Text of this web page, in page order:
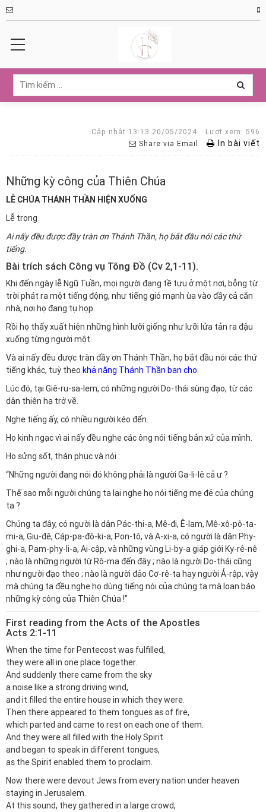
Cập nhật 13:13 20/05/2024
Lượt xem: 596
Share via Email
In bài viết
Những kỳ công của Thiên Chúa
LỄ CHÚA THÁNH THẦN HIỆN XUỐNG
Lễ trọng
Ai nấy đều được đầy tràn ơn Thánh Thần, họ bắt đầu nói các thứ
tiếng.
Bài trích sách Công vụ Tông Đồ (Cv 2,1-11).
Khi đến ngày lễ Ngũ Tuần, mọi người đang tề tựu ở một nơi, bỗng từ
trời phát ra một tiếng động, như tiếng gió mạnh ùa vào đầy cả căn
nhà, nơi họ đang tụ họp.
Rồi họ thấy xuất hiện những hình lưỡi giống như lưỡi lửa tản ra đậu
xuống từng người một.
Và ai nấy đều được tràn đầy ơn Thánh Thần, họ bắt đầu nói các thứ
tiếng khác, tuỳ theo khả năng Thánh Thần ban cho.
Lúc đó, tại Giê-ru-sa-lem, có những người Do-thái sùng đạo, từ các
dân thiên hạ trở về.
Nghe tiếng ấy, có nhiều người kéo đến.
Họ kinh ngạc vì ai nấy đều nghe các ông nói tiếng bản xứ của mình.
Họ sửng sốt, thán phục và nói :
“Những người đang nói đó không phải là người Ga-li-lê cả ư ?
Thế sao mỗi người chúng ta lại nghe họ nói tiếng mẹ đẻ của chúng
ta ?
Chúng ta đây, có người là dân Pác-thi-a, Mê-đi, Ê-lam, Mê-xô-pô-ta-
mi-a, Giu-đê, Cáp-pa-đô-ki-a, Pon-tô, và A-xi-a, có người là dân Phy-
ghi-a, Pam-phy-li-a, Ai-cập, và những vùng Li-by-a giáp giới Ky-rê-nê
; nào là những người từ Rô-ma đến đây ; nào là người Do-thái cũng
như người đạo theo ; nào là người đảo Cơ-rê-ta hay người Ả-rập, vậy
mà chúng ta đều nghe họ dùng tiếng nói của chúng ta mà loan báo
những kỳ công của Thiên Chúa !”
First reading from the Acts of the Apostles
Acts 2:1-11
When the time for Pentecost was fulfilled,
they were all in one place together.
And suddenly there came from the sky
a noise like a strong driving wind,
and it filled the entire house in which they were.
Then there appeared to them tongues as of fire,
which parted and came to rest on each one of them.
And they were all filled with the Holy Spirit
and began to speak in different tongues,
as the Spirit enabled them to proclaim.
Now there were devout Jews from every nation under heaven
staying in Jerusalem.
At this sound, they gathered in a large crowd,